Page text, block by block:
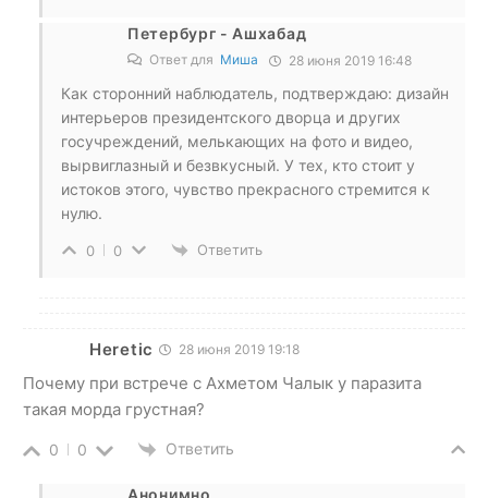
Петербург - Ашхабад
Ответ для Миша 28 июня 2019 16:48
Как сторонний наблюдатель, подтверждаю: дизайн
интерьеров президентского дворца и других
госучреждений, мелькающих на фото и видео,
вырвиглазный и безвкусный. У тех, кто стоит у
истоков этого, чувство прекрасного стремится к
нулю.
0 0 Ответить
Heretic 28 июня 2019 19:18
Почему при встрече с Ахметом Чалык у паразита
такая морда грустная?
0 0 Ответить